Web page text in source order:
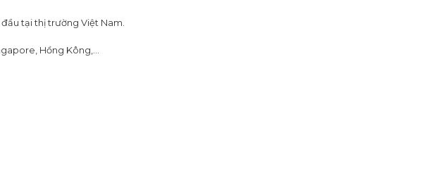
tại thị trường Việt Nam.
Hồng Kông,…